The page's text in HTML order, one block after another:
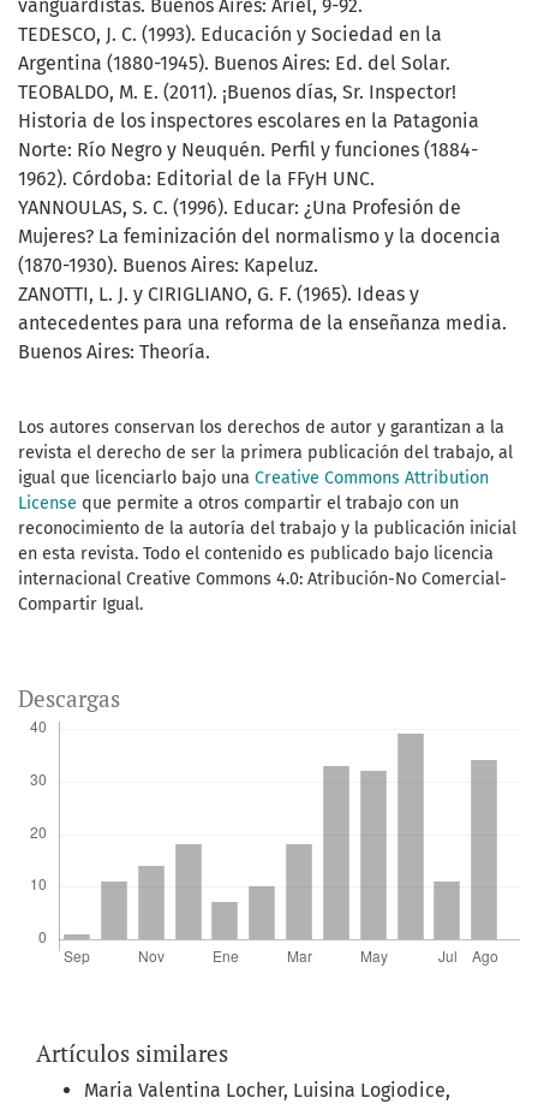
vanguardistas. Buenos Aires: Ariel, 9-92.
TEDESCO, J. C. (1993). Educación y Sociedad en la
Argentina (1880-1945). Buenos Aires: Ed. del Solar.
TEOBALDO, M. E. (2011). ¡Buenos días, Sr. Inspector!
Historia de los inspectores escolares en la Patagonia
Norte: Río Negro y Neuquén. Perfil y funciones (1884-
1962). Córdoba: Editorial de la FFyH UNC.
YANNOULAS, S. C. (1996). Educar: ¿Una Profesión de
Mujeres? La feminización del normalismo y la docencia
(1870-1930). Buenos Aires: Kapeluz.
ZANOTTI, L. J. y CIRIGLIANO, G. F. (1965). Ideas y
antecedentes para una reforma de la enseñanza media.
Buenos Aires: Theoría.
Los autores conservan los derechos de autor y garantizan a la
revista el derecho de ser la primera publicación del trabajo, al
igual que licenciarlo bajo una Creative Commons Attribution
License que permite a otros compartir el trabajo con un
reconocimiento de la autoría del trabajo y la publicación inicial
en esta revista. Todo el contenido es publicado bajo licencia
internacional Creative Commons 4.0: Atribución-No Comercial-
Compartir Igual.
Descargas
Artículos similares
Maria Valentina Locher, Luisina Logiodice,